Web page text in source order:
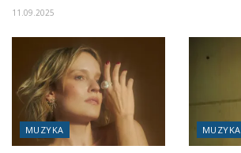
11.09.2025
MUZYKA MUZYKA